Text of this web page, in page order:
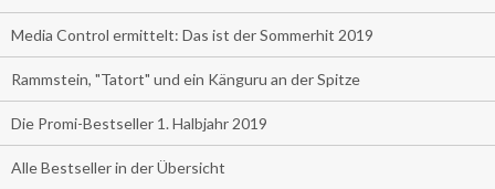
Media Control ermittelt: Das ist der Sommerhit 2019
Rammstein, "Tatort" und ein Känguru an der Spitze
Die Promi-Bestseller 1. Halbjahr 2019
Alle Bestseller in der Übersicht